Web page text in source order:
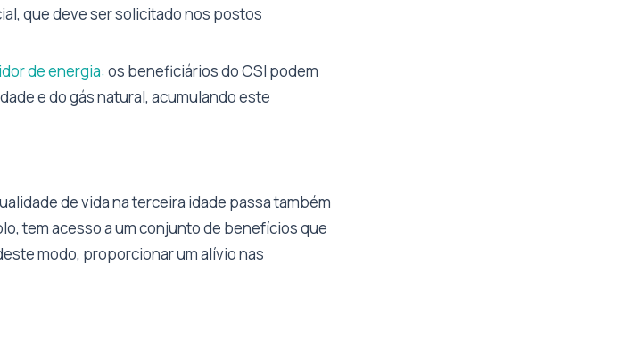
que deve ser solicitado nos postos
de energia: os beneficiários do CSI podem
e do gás natural, acumulando este
de vida na terceira idade passa também
tem acesso a um conjunto de benefícios que
modo, proporcionar um alívio nas